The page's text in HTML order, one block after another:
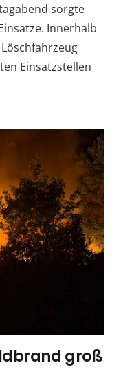
sorgte
Innerhalb
Einsatzstellen
groß